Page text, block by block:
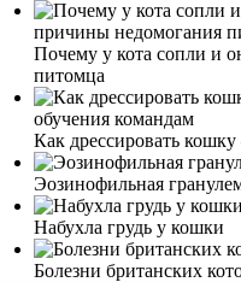
Почему у кота сопли и
питомца
Как дрессировать
Эозинофильная
Набухла грудь у кошки
Болезни британских